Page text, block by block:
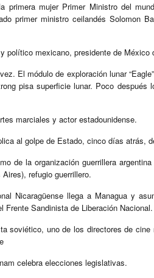
primera mujer Primer Ministro del
primer ministro ceilandés Solomon
político mexicano, presidente de México
El módulo de exploración lunar
pisa superficie lunar. Poco después
marciales y actor estadounidense.
al golpe de Estado, cinco días atrás,
de la organización guerrillera
refugio guerrillero.
Nicaragüense llega a Managua y
Frente Sandinista de Liberación Nacional.
soviético, uno de los directores de
celebra elecciones legislativas.